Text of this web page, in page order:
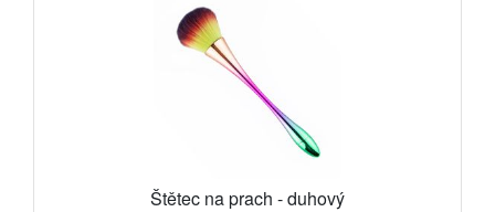
Štětec na prach - duhový